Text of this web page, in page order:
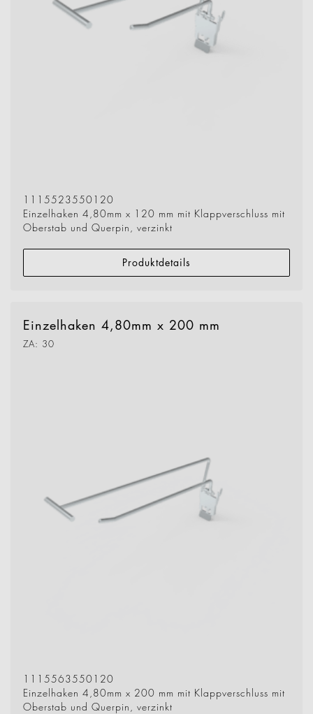
1115523550120
Einzelhaken 4,80mm x 120 mm mit Klappverschluss mit
Oberstab und Querpin, verzinkt
Produktdetails
Einzelhaken 4,80mm x 200 mm
ZA: 30
1115563550120
Einzelhaken 4,80mm x 200 mm mit Klappverschluss mit
Oberstab und Querpin, verzinkt